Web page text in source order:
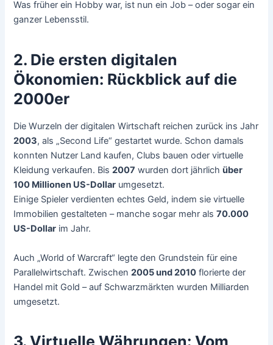
Was früher ein Hobby war, ist nun ein Job – oder sogar ein
ganzer Lebensstil.
2. Die ersten digitalen
Ökonomien: Rückblick auf die
2000er
Die Wurzeln der digitalen Wirtschaft reichen zurück ins Jahr
2003, als „Second Life“ gestartet wurde. Schon damals
konnten Nutzer Land kaufen, Clubs bauen oder virtuelle
Kleidung verkaufen. Bis2007 wurden dort jährlichüber
100 Millionen US-Dollar umgesetzt.
Einige Spieler verdienten echtes Geld, indem sie virtuelle
Immobilien gestalteten – manche sogar mehr als70.000
US-Dollar im Jahr.
Auch „World of Warcraft“ legte den Grundstein für eine
Parallelwirtschaft. Zwischen2005 und 2010 florierte der
Handel mit Gold – auf Schwarzmärkten wurden Milliarden
umgesetzt.